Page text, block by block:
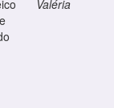
Valéria